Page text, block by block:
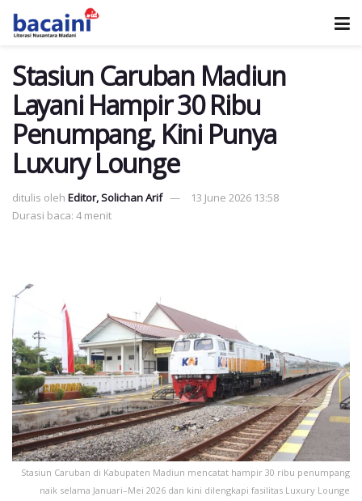
Stasiun Caruban Madiun
Layani Hampir 30 Ribu
Penumpang, Kini Punya
Luxury Lounge
ditulis oleh Editor, Solichan Arif
13 June 2026 13:58
Durasi baca: 4 menit
Stasiun Caruban di Kabupaten Madiun mencatat hampir 30 ribu penumpang
naik selama Januari–Mei 2026 dan kini dilengkapi fasilitas Luxury Lounge